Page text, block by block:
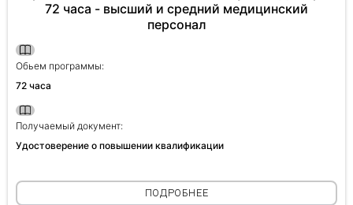
72 часа - высший и средний медицинский
персонал
Обьем программы:
72 часа
Получаемый документ:
Удостоверение о повышении квалификации
ПОДРОБНЕЕ